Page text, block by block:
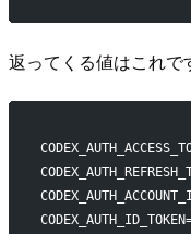
返ってくる値はこれで